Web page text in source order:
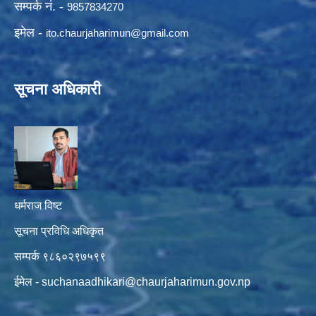
सम्पर्क नं. - 9857834270
इमेल - ito.chaurjaharimun@gmail.com
सूचना अधिकारी
धर्मराज विष्ट
सूचना प्रविधि अधिकृत
सम्पर्क ९८६०२९७५९९
ईमेल - suchanaadhikari@chaurjaharimun.gov.np